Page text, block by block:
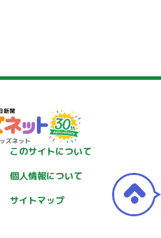
このサイトについて
個人情報について
サイトマップ